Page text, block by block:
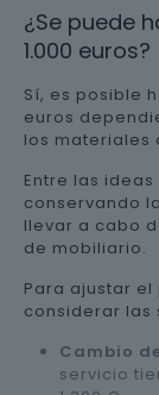
¿Se puede
1.000 euros?
Sí, es posible
euros
los materiales
Entre las
conservando
llevar a cabo
de mobiliario.
Para ajustar el
considerar las
Cambio
servicio